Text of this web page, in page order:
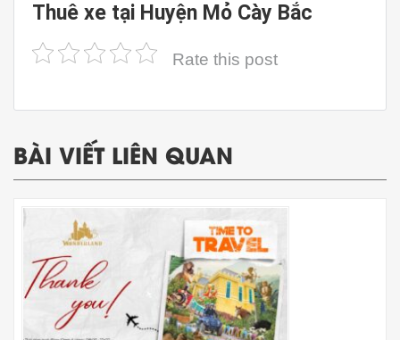
Thuê xe tại Huyện Mỏ Cày Bắc
Rate this post
BÀI VIẾT LIÊN QUAN